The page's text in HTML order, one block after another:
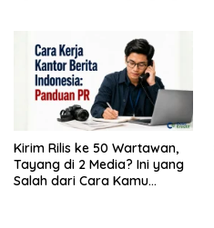
Kirim Rilis ke 50 Wartawan,
Tayang di 2 Media? Ini yang
Salah dari Cara Kamu